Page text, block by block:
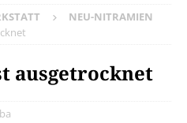
NEU-NITRAMIEN
ausgetrocknet